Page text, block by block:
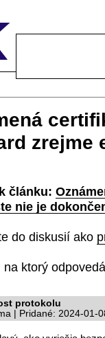
zrejme
článku:
nie je
do diskusií ako
na ktorý
protokolu
| Pridané: 2024-01-